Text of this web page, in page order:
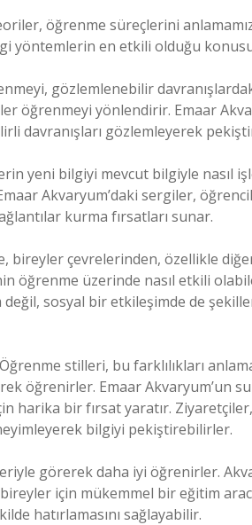
öğrenme süreçlerini
yöntemlerin en etkili olduğu
gözlemlenebilir
öğrenmeyi yönlendirir. Emaar
davranışları gözlemleyerek
yeni bilgiyi mevcut bilgiyle nasıl
Akvaryum’daki sergiler,
kurma fırsatları sunar.
bireyler çevrelerinden, özellikle
öğrenme üzerinde nasıl etkili
sosyal bir etkileşimde de
stilleri, bu farklılıkları
öğrenirler. Emaar Akvaryum’un
harika bir fırsat yaratır.
bilgiyi pekiştirebilirler.
görerek daha iyi öğrenirler.
için mükemmel bir eğitim
hatırlamasını sağlayabilir.